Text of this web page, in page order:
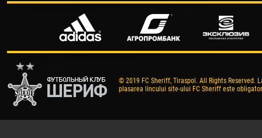
© 2019 FC Sheriff, Tiraspol. All Rights
plasarea lincului site-ului FC Sheriff este